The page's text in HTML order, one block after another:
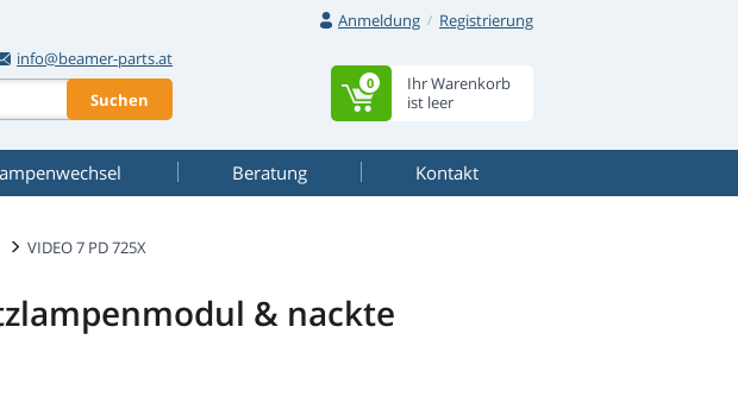
Anmeldung
Registrierung
info@beamer-parts.at
Suchen
Ihr Warenkorb
ist leer
0
Beratung Kontakt
VIDEO 7 PD 725X
& nackte